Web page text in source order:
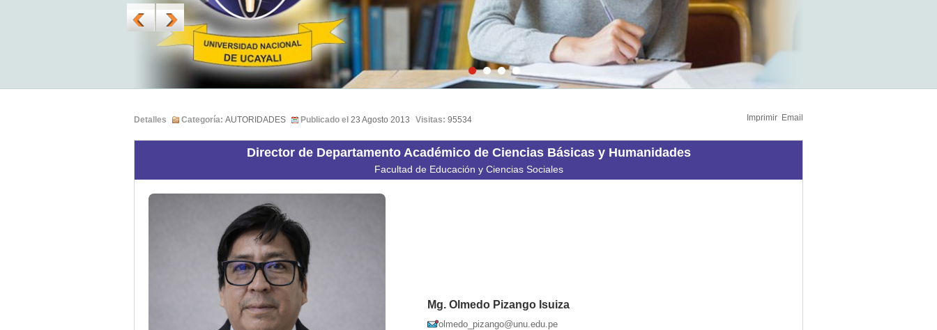
Imprimir Email
Detalles Categoría: AUTORIDADES Publicado el 23 Agosto 2013 Visitas: 95534
Director de Departamento Académico de Ciencias Básicas y Humanidades
Facultad de Educación y Ciencias Sociales
Mg. Olmedo Pizango Isuiza
olmedo_pizango@unu.edu.pe